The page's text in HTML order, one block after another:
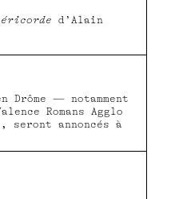
d’Alain
Drôme — notamment
Romans Agglo
seront annoncés à